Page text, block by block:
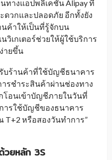
ทางแอปพลิเคชัน Alipay ที่
ดวกและปลอดภัย อีกทั้งยัง
ค้าให้เป็นที่รู้จักบน
วิเกเตอร์ช่วยให้ผู้ใช้บริการ
ายขึ้น
บร้านค้าที่ใช้บัญชีธนาคาร
รชำระสินค้าผ่านช่องทาง
โอนเข้าบัญชีภายในวันที่
ารใช้บัญชีของธนาคาร
T+2 หรือสองวันทำการ”
วยหลัก 3S